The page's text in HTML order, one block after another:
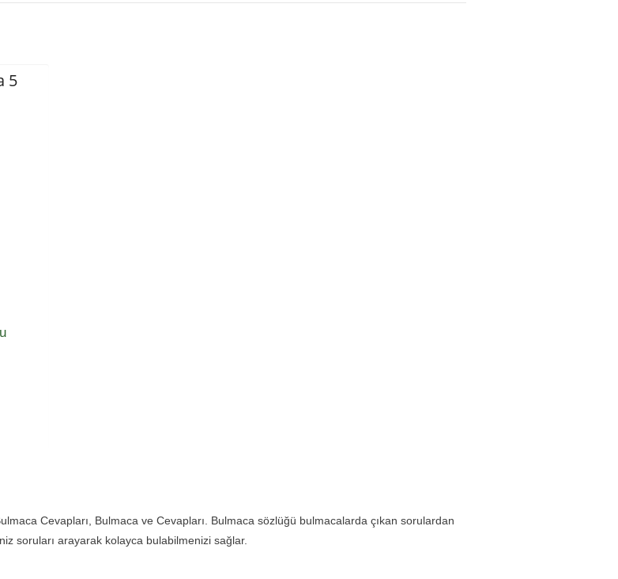
5
Cevapları, Bulmaca ve Cevapları. Bulmaca sözlüğü bulmacalarda çıkan sorulardan
soruları arayarak kolayca bulabilmenizi sağlar.